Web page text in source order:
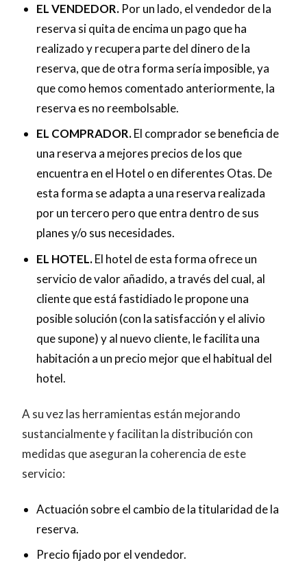
EL VENDEDOR. Por un lado, el vendedor de la
reserva si quita de encima un pago que ha
realizado y recupera parte del dinero de la
reserva, que de otra forma sería imposible, ya
que como hemos comentado anteriormente, la
reserva es no reembolsable.
EL COMPRADOR.El comprador se beneficia de
una reserva a mejores precios de los que
encuentra en el Hotel o en diferentes Otas. De
esta forma se adapta a una reserva realizada
por un tercero pero que entra dentro de sus
planes y/o sus necesidades.
EL HOTEL.El hotel de esta forma ofrece un
servicio de valor añadido, a través del cual, al
cliente que está fastidiado le propone una
posible solución (con la satisfacción y el alivio
que supone) y al nuevo cliente, le facilita una
habitación a un precio mejor que el habitual del
hotel.
A su vez las herramientas están mejorando
sustancialmente y facilitan la distribución con
medidas que aseguran la coherencia de este
servicio:
Actuación sobre el cambio de la titularidad de la
reserva.
Precio fijado por el vendedor.